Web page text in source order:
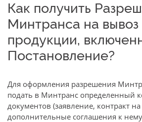
Как получить
Минтранса на вывоз
продукции,
Постановление?
Для оформления разрешения
подать в Минтранс определенный
документов (заявление, контракт на
дополнительные соглашения к